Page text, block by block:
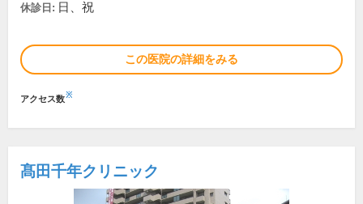
休診日: 日、祝
この医院の詳細をみる
アクセス数※
髙田千年クリニック